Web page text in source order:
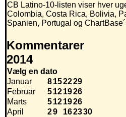
CB Latino-10-listen viser hver
Colombia, Costa Rica, Bolivia,
Spanien, Portugal og
Kommentarer
2014
Vælg en dato
Januar
8152229
Februar
5121926
Marts
5121926
April
29 162330